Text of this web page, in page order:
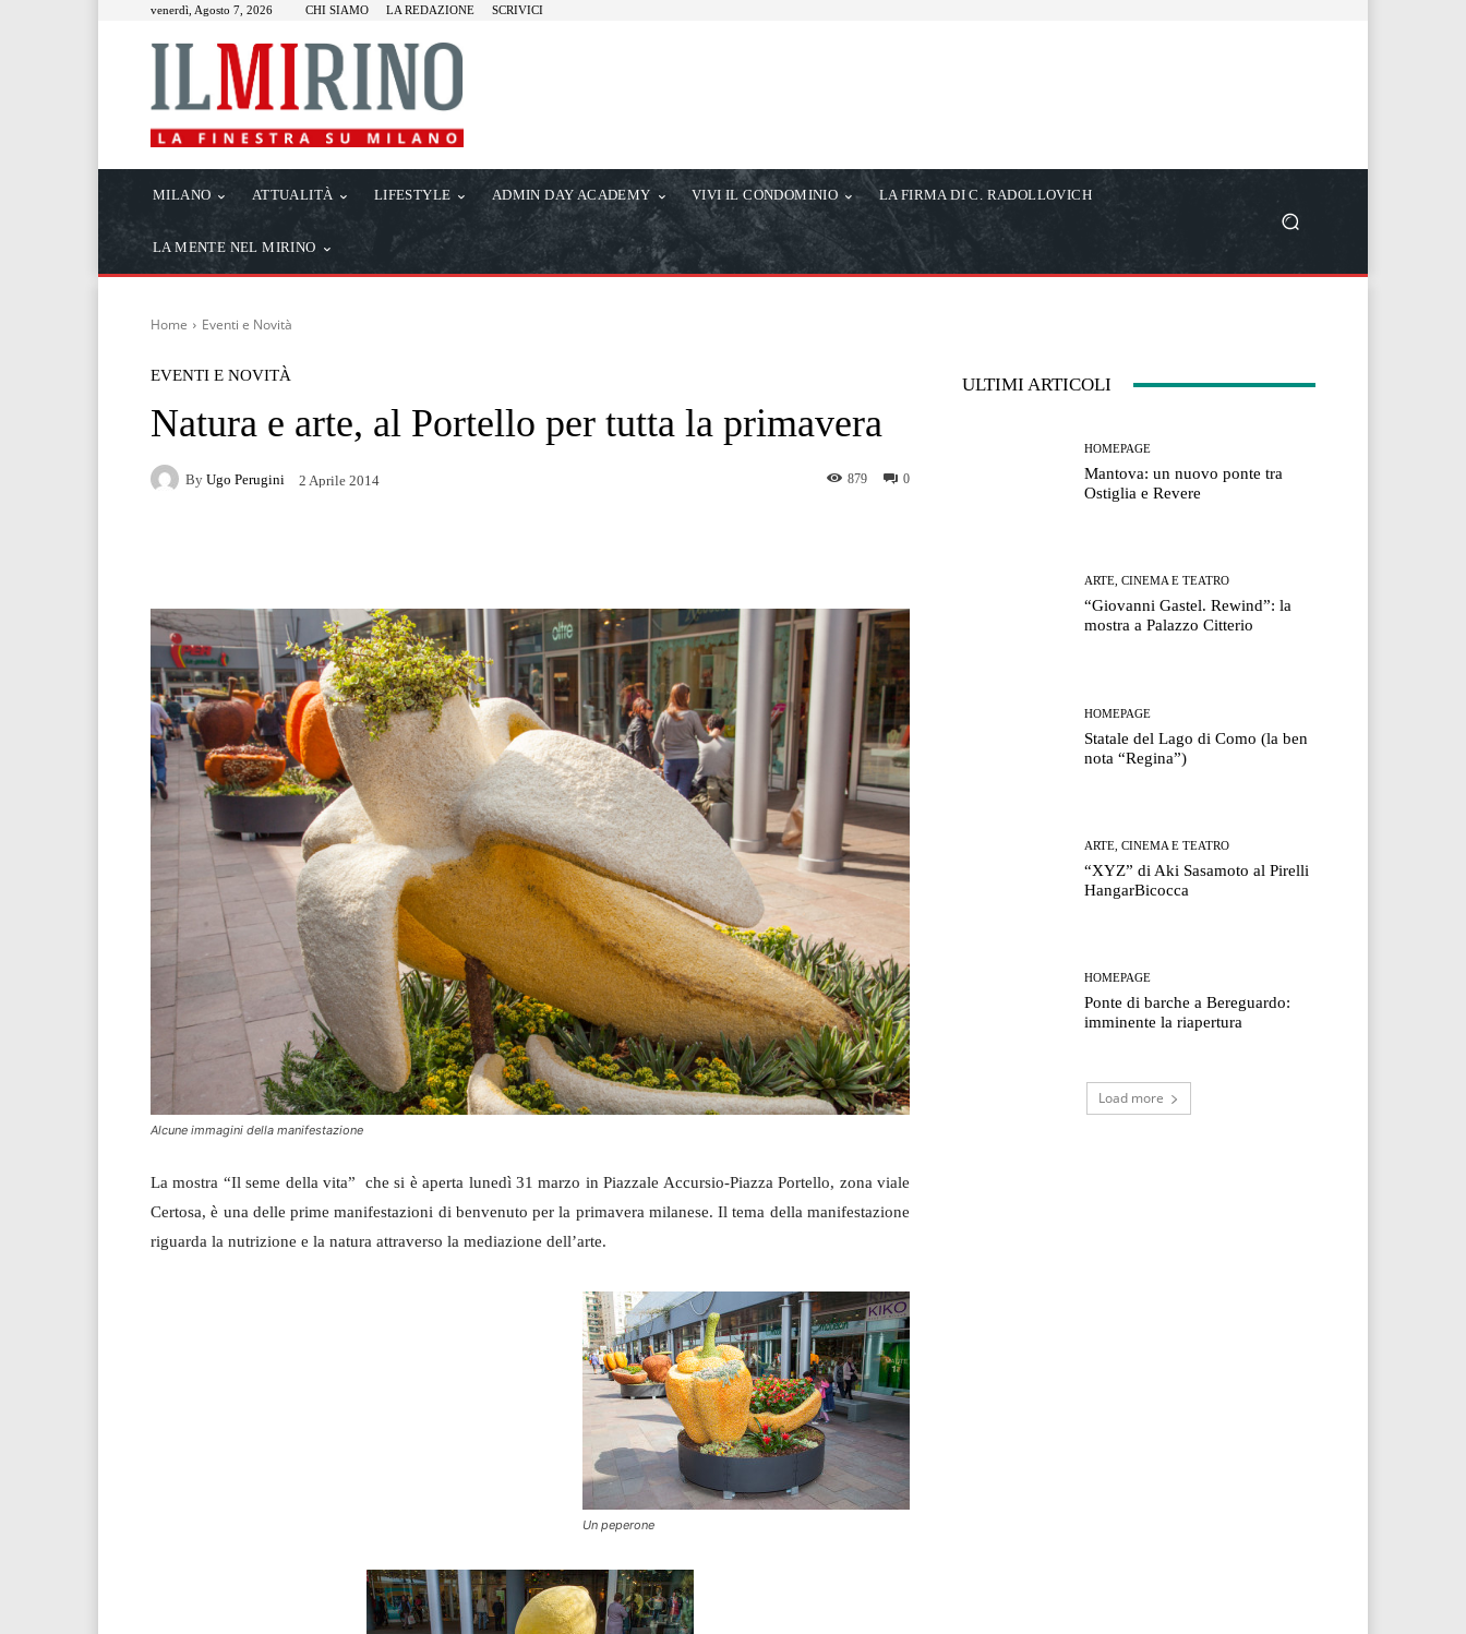
venerdì, Agosto 7, 2026 CHI SIAMO LA REDAZIONE SCRIVICI
MILANO ATTUALITÀ LIFESTYLE ADMIN DAY ACADEMY VIVI IL CONDOMINIO LA FIRMA DI C. RADOLLOVICH
LA MENTE NEL MIRINO
Home Eventi e Novità
EVENTI E NOVITÀ
Natura e arte, al Portello per tutta la primavera
By Ugo Perugini 2 Aprile 2014 0
879
Alcune immagini della manifestazione
La mostra “Il seme della vita” che si è aperta lunedì 31 marzo in Piazzale Accursio-Piazza Portello, zona viale
Certosa, è una delle prime manifestazioni di benvenuto per la primavera milanese. Il tema della manifestazione
riguarda la nutrizione e la natura attraverso la mediazione dell’arte.
Un peperone
ULTIMI ARTICOLI
HOMEPAGE
Mantova: un nuovo ponte tra
Ostiglia e Revere
ARTE, CINEMA E TEATRO
“Giovanni Gastel. Rewind”: la
mostra a Palazzo Citterio
HOMEPAGE
Statale del Lago di Como (la ben
nota “Regina”)
ARTE, CINEMA E TEATRO
“XYZ” di Aki Sasamoto al Pirelli
HangarBicocca
HOMEPAGE
Ponte di barche a Bereguardo:
imminente la riapertura
Load more